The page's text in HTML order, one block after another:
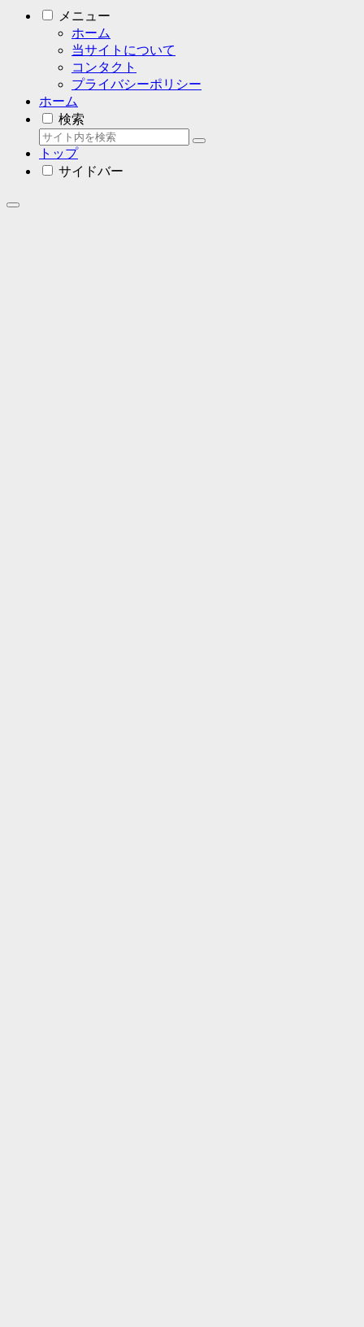
メニュー
ホーム
当サイトについて
コンタクト
プライバシーポリシー
ホーム
検索
トップ
サイドバー